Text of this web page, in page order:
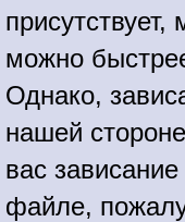
можно
Однако,
нашей
вас
файле,